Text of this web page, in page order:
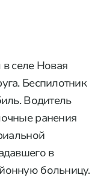
селе Новая
Беспилотник
Водитель
ранения
в
больницу.